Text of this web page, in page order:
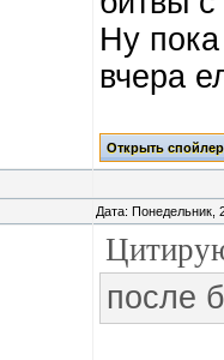
Ну
вчера
Дата:
после